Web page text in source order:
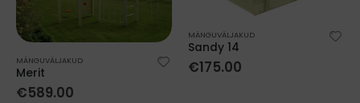
MÄNGUVÄLJAKUD
Merit
€589.00
MÄNGUVÄLJAKUD
Sandy 14
€175.00